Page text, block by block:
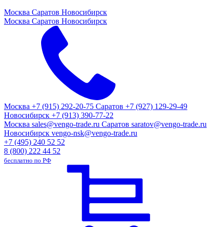
Москва Саратов Новосибирск
Москва Саратов Новосибирск
Москва +7 (915) 292-20-75 Саратов +7 (927) 129-29-49
Новосибирск +7 (913) 390-77-22
Москва sales@vengo-trade.ru Саратов saratov@vengo-trade.ru
Новосибирск vengo-nsk@vengo-trade.ru
+7 (495) 240 52 52
8 (800) 222 44 52
бесплатно по РФ